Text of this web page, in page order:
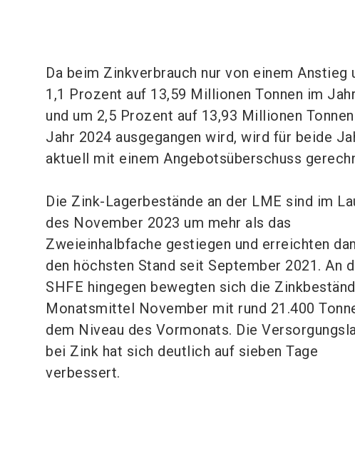
Da beim Zinkverbrauch nur von einem Anstieg
1,1 Prozent auf 13,59 Millionen Tonnen im
und um 2,5 Prozent auf 13,93 Millionen
Jahr 2024 ausgegangen wird, wird für beide
aktuell mit einem Angebotsüberschuss
Die Zink-Lagerbestände an der LME sind im
des November 2023 um mehr als das
Zweieinhalbfache gestiegen und erreichten
den höchsten Stand seit September 2021. An
SHFE hingegen bewegten sich die
Monatsmittel November mit rund 21.400
dem Niveau des Vormonats. Die
bei Zink hat sich deutlich auf sieben Tage
verbessert.